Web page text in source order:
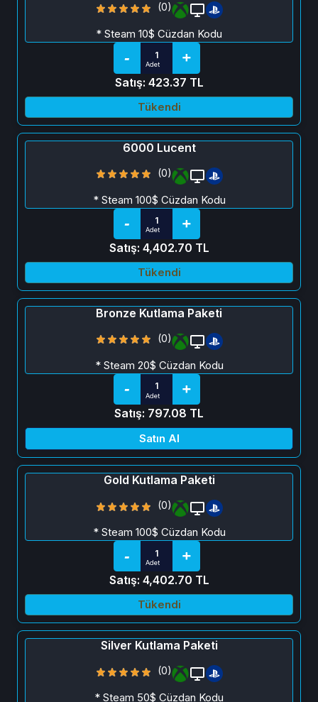
(0)
* Steam 10$ Cüzdan Kodu
Satış: 423.37 TL
Tükendi
6000 Lucent
(0)
* Steam 100$ Cüzdan Kodu
Satış: 4,402.70 TL
Tükendi
Bronze Kutlama Paketi
(0)
* Steam 20$ Cüzdan Kodu
Satış: 797.08 TL
Satın Al
Gold Kutlama Paketi
(0)
* Steam 100$ Cüzdan Kodu
Satış: 4,402.70 TL
Tükendi
Silver Kutlama Paketi
(0)
* Steam 50$ Cüzdan Kodu